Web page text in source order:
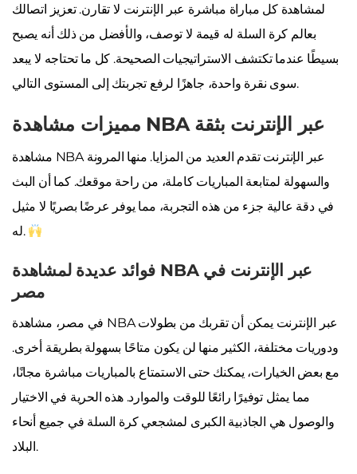
لمشاهدة كل مباراة مباشرة عبر الإنترنت لا تقارن. تعزيز اتصالك
بعالم كرة السلة له قيمة لا توصف، والأفضل من ذلك أنه يصبح
بسيطًا عندما تكتشف الاستراتيجيات الصحيحة. كل ما تحتاجه لا يبعد
سوى نقرة واحدة، جاهزًا لرفع تجربتك إلى المستوى التالي.
مميزات مشاهدة NBA عبر الإنترنت بثقة
مشاهدة NBA عبر الإنترنت تقدم العديد من المزايا. منها المرونة
والسهولة لمتابعة المباريات كاملة، من راحة موقعك. كما أن البث
في دقة عالية جزء من هذه التجربة، مما يوفر عرضًا بصريًا لا مثيل
له.
فوائد عديدة لمشاهدة NBA عبر الإنترنت في
مصر
في مصر، مشاهدة NBA عبر الإنترنت يمكن أن تقربك من بطولات
ودوريات مختلفة، الكثير منها لن يكون متاحًا بسهولة بطريقة أخرى.
مع بعض الخيارات، يمكنك حتى الاستمتاع بالمباريات مباشرة مجانًا،
مما يمثل توفيرًا رائعًا للوقت والموارد. هذه الحرية في الاختيار
والوصول هي الجاذبية الكبرى لمشجعي كرة السلة في جميع أنحاء
البلاد.